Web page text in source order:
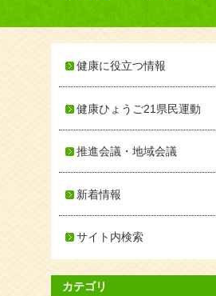
健康に役立つ情報
健康ひょうご21県民運動
推進会議・地域会議
新着情報
サイト内検索
カテゴリ